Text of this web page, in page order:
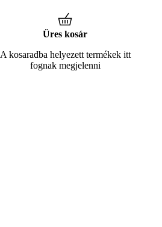
Üres kosár
A kosaradba helyezett termékek itt
fognak megjelenni